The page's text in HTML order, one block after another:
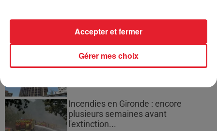
Des vitres tombent de la tour
entre...
Incendies en Gironde : encore
plusieurs semaines avant
l'extinction...
Gérer mes choix
Accepter et fermer